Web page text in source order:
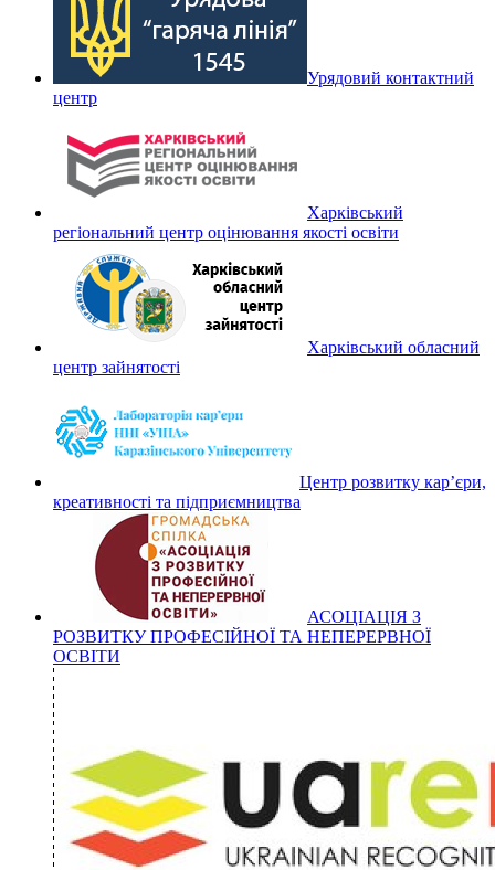
Урядовий контактний
центр
Харківський
регіональний центр оцінювання якості освіти
Харківський обласний
центр зайнятості
Центр розвитку кар’єри,
креативності та підприємництва
АСОЦІАЦІЯ З
РОЗВИТКУ ПРОФЕСІЙНОЇ ТА НЕПЕРЕРВНОЇ
ОСВІТИ